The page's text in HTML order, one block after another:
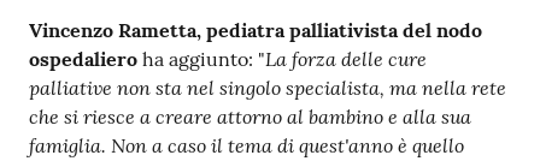
Vincenzo Rametta, pediatra palliativista del nodo
ospedaliero ha aggiunto: "La forza delle cure
palliative non sta nel singolo specialista, ma nella rete
che si riesce a creare attorno al bambino e alla sua
famiglia. Non a caso il tema di quest'anno è quello